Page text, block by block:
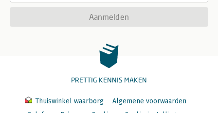
Aanmelden
PRETTIG KENNIS MAKEN
Thuiswinkel waarborg
Algemene voorwaarden